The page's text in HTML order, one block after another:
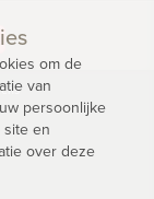
om de
van
persoonlijke
en
over deze